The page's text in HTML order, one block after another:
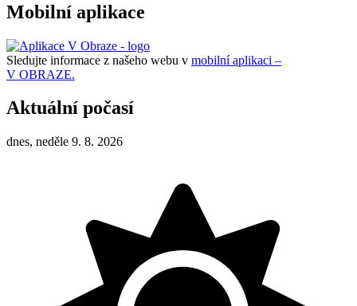
Mobilní aplikace
Sledujte informace z našeho webu v mobilní aplikaci –
V OBRAZE.
Aktuální počasí
dnes, neděle 9. 8. 2026